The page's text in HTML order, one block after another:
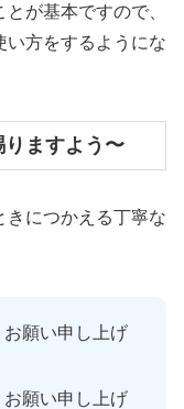
が基本ですので、
い方をするようにな
ますよう〜
きにつかえる丁寧な
願い申し上げ
願い申し上げ